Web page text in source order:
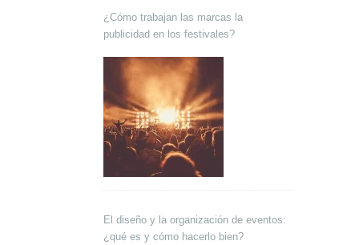
¿Cómo trabajan las marcas la
publicidad en los festivales?
El diseño y la organización de eventos:
¿qué es y cómo hacerlo bien?